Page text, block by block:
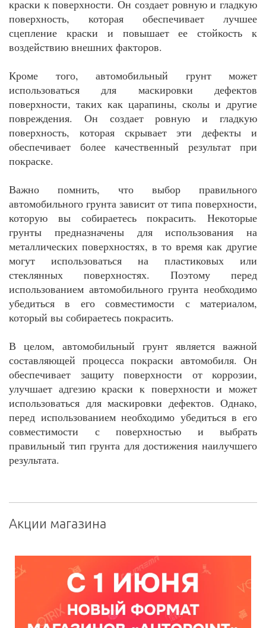
краски к поверхности. Он создает ровную и гладкую
поверхность, которая обеспечивает лучшее
сцепление краски и повышает ее стойкость к
воздействию внешних факторов.
Кроме того, автомобильный грунт может
использоваться для маскировки дефектов
поверхности, таких как царапины, сколы и другие
повреждения. Он создает ровную и гладкую
поверхность, которая скрывает эти дефекты и
обеспечивает более качественный результат при
покраске.
Важно помнить, что выбор правильного
автомобильного грунта зависит от типа поверхности,
которую вы собираетесь покрасить. Некоторые
грунты предназначены для использования на
металлических поверхностях, в то время как другие
могут использоваться на пластиковых или
стеклянных поверхностях. Поэтому перед
использованием автомобильного грунта необходимо
убедиться в его совместимости с материалом,
который вы собираетесь покрасить.
В целом, автомобильный грунт является важной
составляющей процесса покраски автомобиля. Он
обеспечивает защиту поверхности от коррозии,
улучшает адгезию краски к поверхности и может
использоваться для маскировки дефектов. Однако,
перед использованием необходимо убедиться в его
совместимости с поверхностью и выбрать
правильный тип грунта для достижения наилучшего
результата.
Акции магазина